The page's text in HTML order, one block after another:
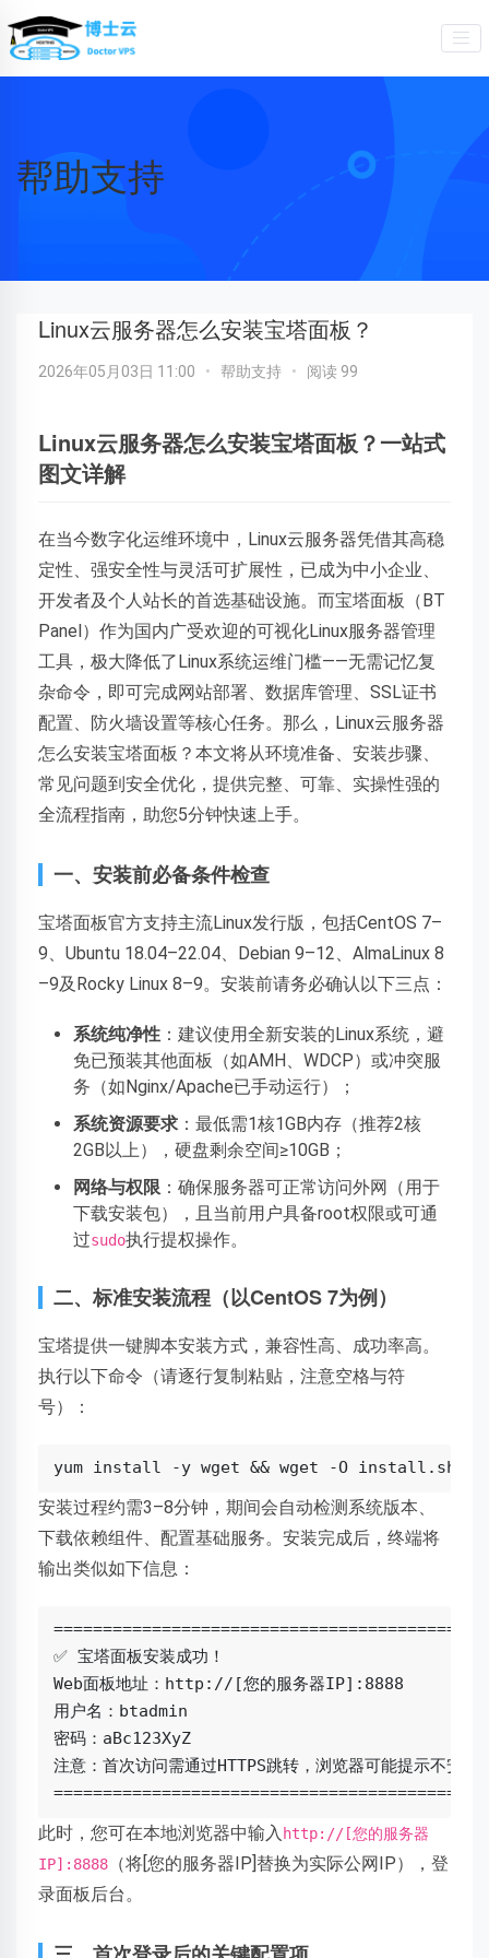
帮助支持
Linux云服务器怎么安装宝塔面板？
2026年05月03日 11:00 • 帮助支持 • 阅读 99
Linux云服务器怎么安装宝塔面板？一站式
图文详解
在当今数字化运维环境中，Linux云服务器凭借其高稳
定性、强安全性与灵活可扩展性，已成为中小企业、
开发者及个人站长的首选基础设施。而宝塔面板（BT
Panel）作为国内广受欢迎的可视化Linux服务器管理
工具，极大降低了Linux系统运维门槛——无需记忆复
杂命令，即可完成网站部署、数据库管理、SSL证书
配置、防火墙设置等核心任务。那么，Linux云服务器
怎么安装宝塔面板？本文将从环境准备、安装步骤、
常见问题到安全优化，提供完整、可靠、实操性强的
全流程指南，助您5分钟快速上手。
一、安装前必备条件检查
宝塔面板官方支持主流Linux发行版，包括CentOS 7–
9、Ubuntu 18.04–22.04、Debian 9–12、AlmaLinux 8
–9及Rocky Linux 8–9。安装前请务必确认以下三点：
系统纯净性 ：建议使用全新安装的Linux系统，避
免已预装其他面板（如AMH、WDCP）或冲突服
务（如Nginx/Apache已手动运行）；
系统资源要求 ：最低需1核1GB内存（推荐2核
2GB以上），硬盘剩余空间≥10GB；
网络与权限 ：确保服务器可正常访问外网（用于
下载安装包），且当前用户具备root权限或可通
过sudo执行提权操作。
二、标准安装流程（以CentOS 7为例）
宝塔提供一键脚本安装方式，兼容性高、成功率高。
执行以下命令（请逐行复制粘贴，注意空格与符
号）：
yum install -y wget && wget -O install.sh
安装过程约需3–8分钟，期间会自动检测系统版本、
下载依赖组件、配置基础服务。安装完成后，终端将
输出类似如下信息：
✅ 宝塔面板安装成功！
Web面板地址：http://[您的服务器IP]:8888
用户名：btadmin
密码：aBc123XyZ
注意：首次访问需通过HTTPS跳转，浏览器可能提示不安
此时，您可在本地浏览器中输入 http://[您的服务器
IP]:8888 （将[您的服务器IP]替换为实际公网IP），登
录面板后台。